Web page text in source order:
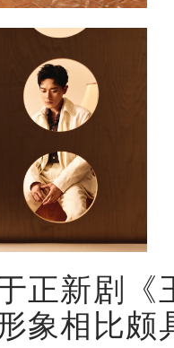
正新剧《
象相比颇